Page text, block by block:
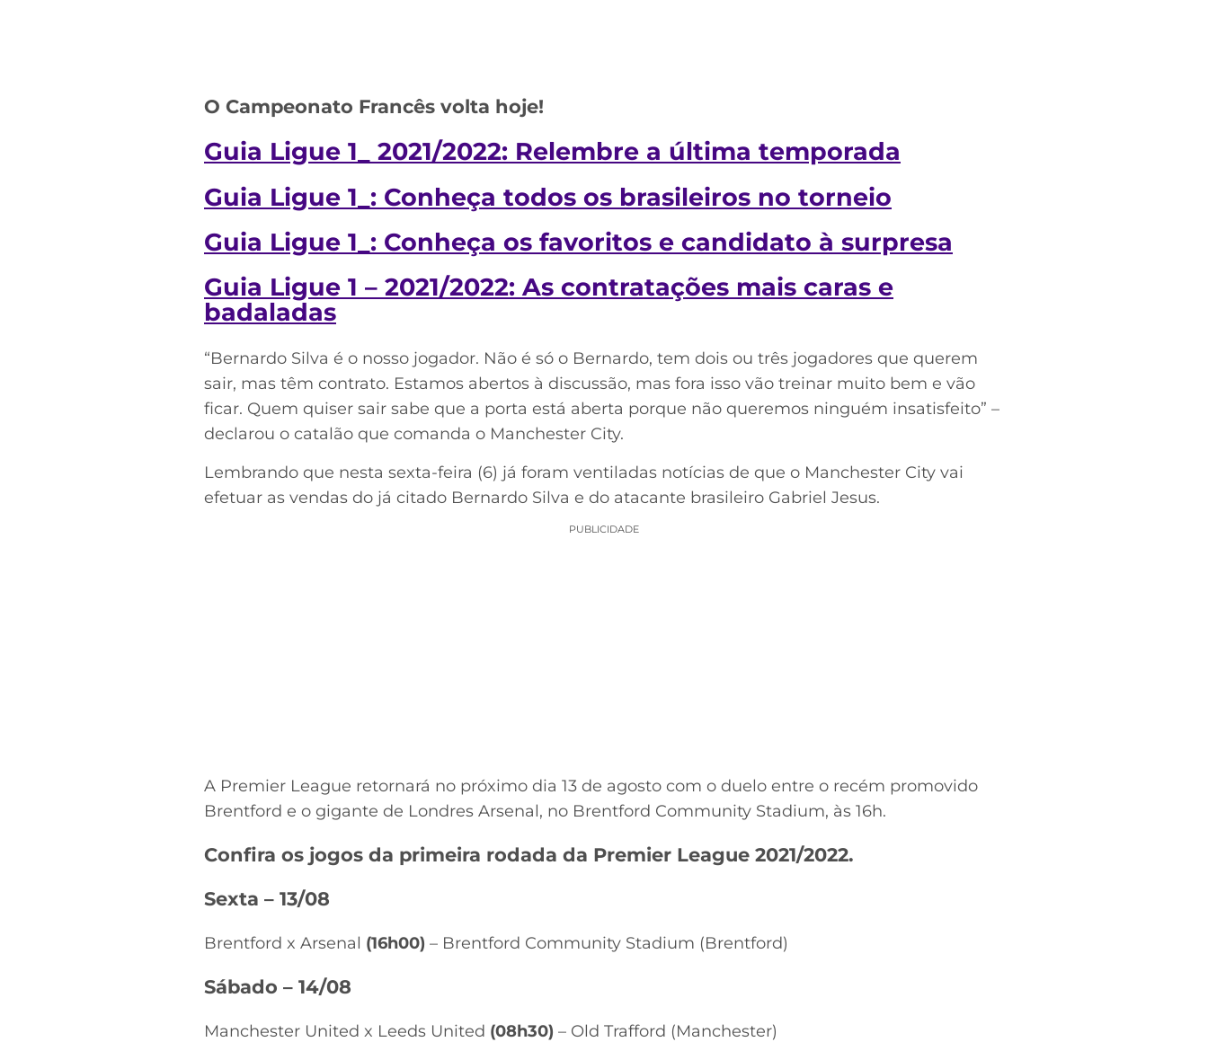
O Campeonato Francês volta hoje!
Guia Ligue 1_ 2021/2022: Relembre a última temporada
Guia Ligue 1_: Conheça todos os brasileiros no torneio
Guia Ligue 1_: Conheça os favoritos e candidato à surpresa
Guia Ligue 1 – 2021/2022: As contratações mais caras e
badaladas
“Bernardo Silva é o nosso jogador. Não é só o Bernardo, tem dois ou três jogadores que querem
sair, mas têm contrato. Estamos abertos à discussão, mas fora isso vão treinar muito bem e vão
ficar. Quem quiser sair sabe que a porta está aberta porque não queremos ninguém insatisfeito” –
declarou o catalão que comanda o Manchester City.
Lembrando que nesta sexta-feira (6) já foram ventiladas notícias de que o Manchester City vai
efetuar as vendas do já citado Bernardo Silva e do atacante brasileiro Gabriel Jesus.
PUBLICIDADE
A Premier League retornará no próximo dia 13 de agosto com o duelo entre o recém promovido
Brentford e o gigante de Londres Arsenal, no Brentford Community Stadium, às 16h.
Confira os jogos da primeira rodada da Premier League 2021/2022.
Sexta – 13/08
Brentford x Arsenal (16h00) – Brentford Community Stadium (Brentford)
Sábado – 14/08
Manchester United x Leeds United (08h30) – Old Trafford (Manchester)